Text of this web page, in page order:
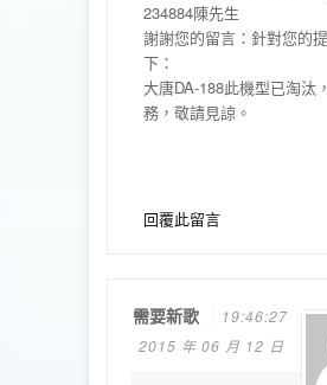
234884陳先生
謝謝您的留言：針對您的
下：
大唐DA-188此機型已淘汰
務，敬請見諒。
回覆此留言
需要新歌
19:46:27
2015 年 06 月 12 日